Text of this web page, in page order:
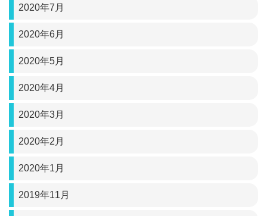
2020年7月
2020年6月
2020年5月
2020年4月
2020年3月
2020年2月
2020年1月
2019年11月